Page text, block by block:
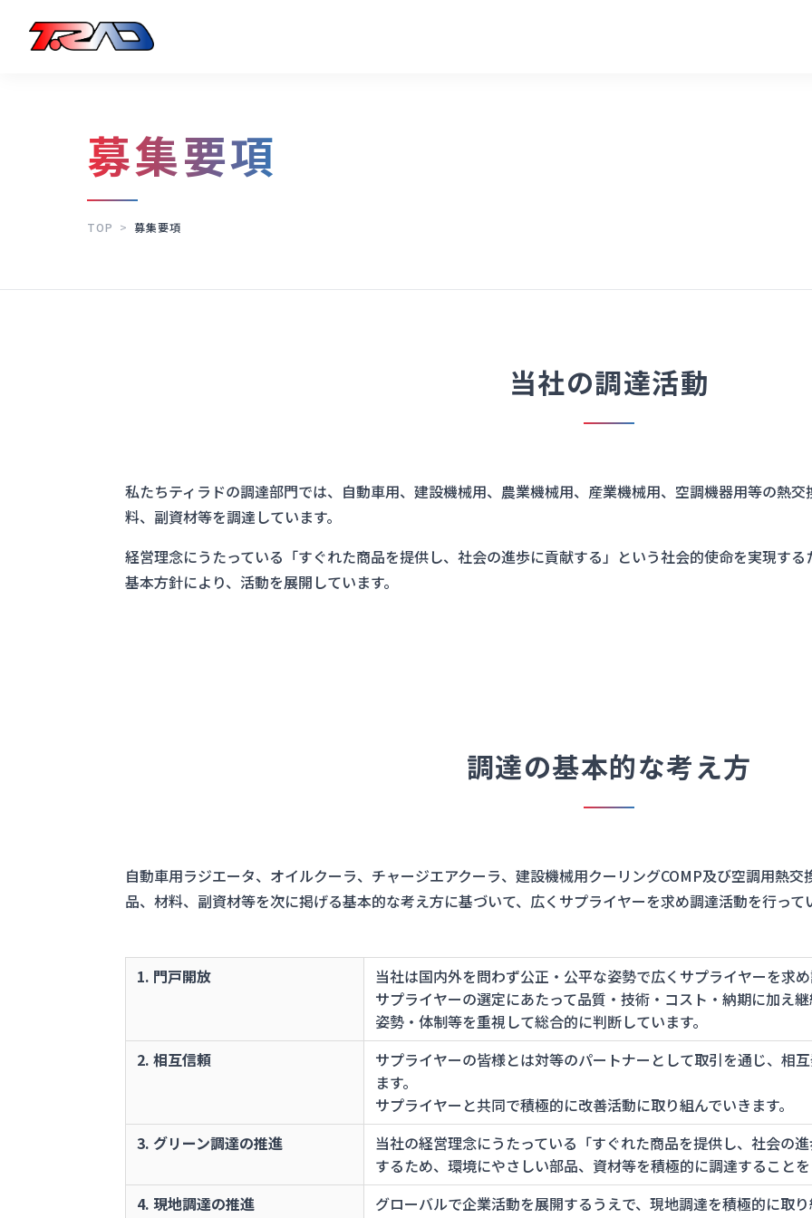
募集要項
TOP > 募集要項
当社の調達活動
私たちティラドの調達部門では、自動車用、建設機械用、農業機械用、産業機械用、空調機器用等の熱
料、副資材等を調達しています。
経営理念にうたっている「すぐれた商品を提供し、社会の進歩に貢献する」という社会的使命を実現す
基本方針により、活動を展開しています。
調達の基本的な考え方
自動車用ラジエータ、オイルクーラ、チャージエアクーラ、建設機械用クーリングCOMP及び空調用熱
品、材料、副資材等を次に掲げる基本的な考え方に基づいて、広くサプライヤーを求め調達活動を行って
1. 門戸開放
当社は国内外を問わず公正・公平な姿勢で広くサプライヤーを求
サプライヤーの選定にあたって品質・技術・コスト・納期に加え
姿勢・体制等を重視して総合的に判断しています。
2. 相互信頼
サプライヤーの皆様とは対等のパートナーとして取引を通じ、相
ます。
サプライヤーと共同で積極的に改善活動に取り組んでいきます。
3. グリーン調達の推進
当社の経営理念にうたっている「すぐれた商品を提供し、社会の
するため、環境にやさしい部品、資材等を積極的に調達すること
4. 現地調達の推進
グローバルで企業活動を展開するうえで、現地調達を積極的に取